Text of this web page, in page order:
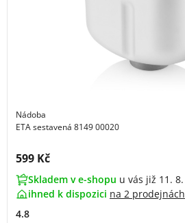
Nádoba
ETA sestavená 8149 00020
Cena s DPH:
599 Kč
Skladem v e-shopu u vás již 11. 8.
ihned k dispozici na 2 prodejnách
4.8